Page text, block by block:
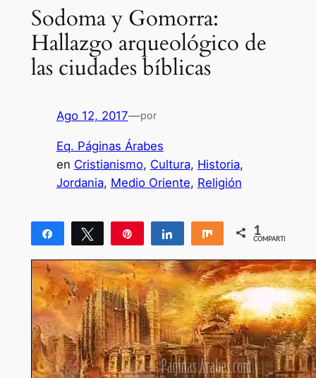
Sodoma y Gomorra:
Hallazgo arqueológico de
las ciudades bíblicas
Ago 12, 2017—por
Eq. Páginas Árabes
en Cristianismo, Cultura, Historia
Jordania, Medio Oriente, Religión
Compartir Twittear Compartir Compartir
1
COMPARTIR